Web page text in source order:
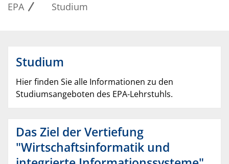
EPA Studium
Studium
Hier finden Sie alle Informationen zu den
Studiumsangeboten des EPA-Lehrstuhls.
Das Ziel der Vertiefung
"Wirtschaftsinformatik und